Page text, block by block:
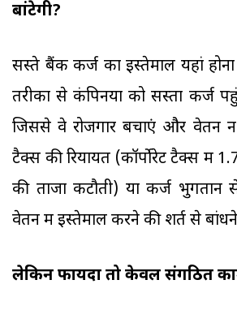
बांटेगी?
सस्ते बैंक कर्ज का इस्तेमाल यहां होना
तरीकों से कंपिनयों को सस्ता कर्ज
जिससे वे रोजगार बचाएं और वेतन
टैक्स की रियायत (कॉर्पोरेट टैक्स में
की ताजा कटौती) या कर्ज
वेतन में इस्तेमाल करने की शर्त से
लेकिन फायदा तो केवल संगठित